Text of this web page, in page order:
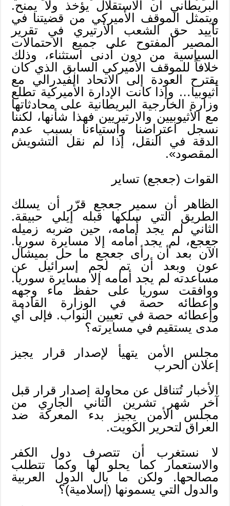
البريطاني أن الاستقلال يؤخذ ولا يمنح.
ويتمثل الموقف الأميركي من قضيتنا في
تأييد حق الشعب الأرتيري في تقرير
المصير المفتوح على جميع الاحتمالات
السياسية من دون أدنى استثناء، وذلك
خلافاً للموقف الأميركي السابق الذي كان
يقترح العودة إلى الاتحاد الفيدرالي مع
أثيوبيا… وإذا كانت الإدارة الأميركية تطلع
وزارة الخارجية البريطانية على محادثاتها
مع الأثيوبيين والارتيريين فهذا شأنها، لكننا
نسجل اعتراضنا واستياءنا بسبب عدم
الدقة في النقل، إذا لم نقل التشويش
المقصود».
القوات (جعجع) تساير
الظاهر أن سمير جعجع قرّر أن يسلك
الطريق التي سلكها قبله إيلي حبيقة.
الثاني لم يجد أمامه، حين ضربه زميله
جعجع، لم يجد أمامه إلا مسايرة سوريا.
الآن بعد أن رأى جعجع ما حل بميشال
عون وبعد أن تم لجم إسرائيل عن
مساعدته لم يجد أمامه إلا مسايرة سوريا.
ووافقت سوريا على حفظ ماء وجهه
وإعطائه حصة في الوزارة القادمة
وإعطائه حصة في تعيين النواب. فإلى أي
مدى يستقيم في مسايرته؟
مجلس الأمن يتهيأ لإصدار قرار يجيز
إعلان الحرب
الأخبار تُتناقل عن محاولة إصدار قرار قبل
آخر شهر تشرين الثاني الجاري من
مجلس الأمن يجيز بدء المعركة ضد
العراق لتحرير الكويت.
لا نستغرب أن تتصرف دول الكفر
والاستعمار كما يحلو لها وكما تتطلب
مصالحها. ولكن ما بال الدول العربية
والدول التي يسمونها (إسلامية)؟